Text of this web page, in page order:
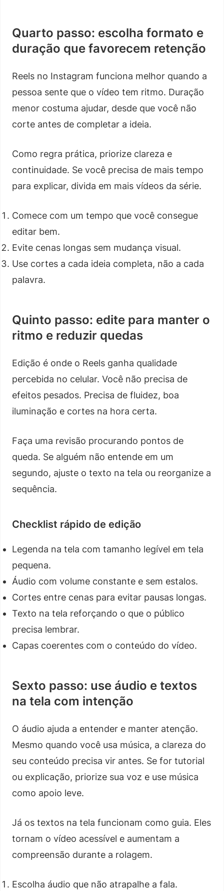
Quarto passo: escolha formato e
duração que favorecem retenção
Reels no Instagram funciona melhor quando a
pessoa sente que o vídeo tem ritmo. Duração
menor costuma ajudar, desde que você não
corte antes de completar a ideia.
Como regra prática, priorize clareza e
continuidade. Se você precisa de mais tempo
para explicar, divida em mais vídeos da série.
Comece com um tempo que você consegue
editar bem.
Evite cenas longas sem mudança visual.
Use cortes a cada ideia completa, não a cada
palavra.
Quinto passo: edite para manter o
ritmo e reduzir quedas
Edição é onde o Reels ganha qualidade
percebida no celular. Você não precisa de
efeitos pesados. Precisa de fluidez, boa
iluminação e cortes na hora certa.
Faça uma revisão procurando pontos de
queda. Se alguém não entende em um
segundo, ajuste o texto na tela ou reorganize a
sequência.
Checklist rápido de edição
Legenda na tela com tamanho legível em tela
pequena.
Áudio com volume constante e sem estalos.
Cortes entre cenas para evitar pausas longas.
Texto na tela reforçando o que o público
precisa lembrar.
Capas coerentes com o conteúdo do vídeo.
Sexto passo: use áudio e textos
na tela com intenção
O áudio ajuda a entender e manter atenção.
Mesmo quando você usa música, a clareza do
seu conteúdo precisa vir antes. Se for tutorial
ou explicação, priorize sua voz e use música
como apoio leve.
Já os textos na tela funcionam como guia. Eles
tornam o vídeo acessível e aumentam a
compreensão durante a rolagem.
Escolha áudio que não atrapalhe a fala.